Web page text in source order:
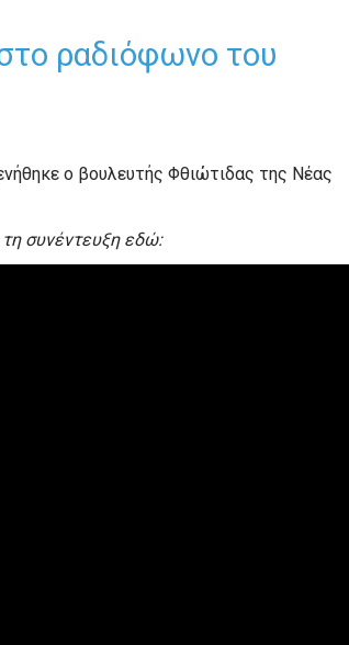
ραδιόφωνο του
ο βουλευτής Φθιώτιδας της Νέας
συνέντευξη εδώ: